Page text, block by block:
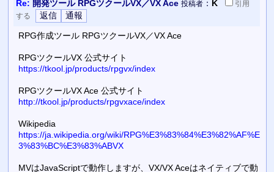
Re: 開発ツール RPGツクールVX／VX Ace 投稿者： K
引用
する
RPG作成ツール RPGツクールVX／VX Ace
RPGツクールVX 公式サイト
https://tkool.jp/products/rpgvx/index
RPGツクールVX Ace 公式サイト
http://tkool.jp/products/rpgvxace/index
Wikipedia
https://ja.wikipedia.org/wiki/RPG%E3%83%84%E3%82%AF%E
3%83%BC%E3%83%ABVX
MVはJavaScriptで動作しますが、VX/VX Aceはネイティブで動